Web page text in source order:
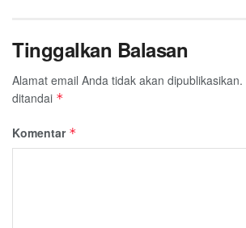
Tinggalkan Balasan
Alamat email Anda tidak akan dipublikasikan.
ditandai *
Komentar *